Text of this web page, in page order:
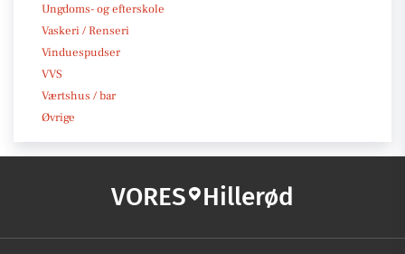
Ungdoms- og efterskole
Vaskeri / Renseri
Vinduespudser
VVS
Værtshus / bar
Øvrige
VORES Hillerød